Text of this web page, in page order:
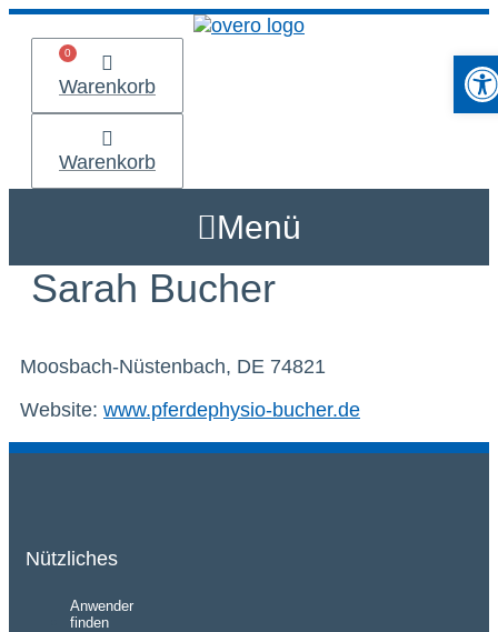
Zum
Inhalt
springen
Warenkorb
Warenkorb
Menü
Sarah Bucher
Moosbach-Nüstenbach, DE 74821
Website: www.pferdephysio-bucher.de
Nützliches
Anwender
finden